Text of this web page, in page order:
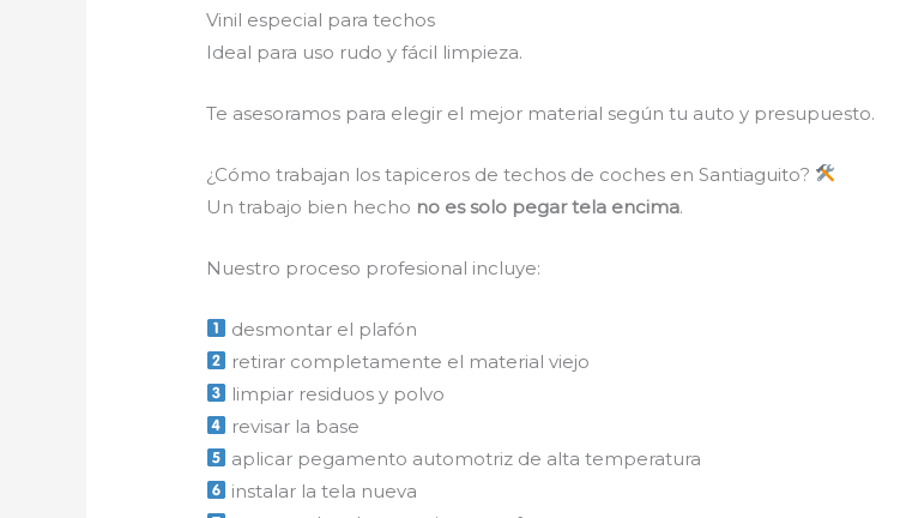
Vinil especial para techos
Ideal para uso rudo y fácil limpieza.
Te asesoramos para elegir el mejor material según tu auto y presupuesto.
¿Cómo trabajan los tapiceros de techos de coches en Santiaguito?
Un trabajo bien hecho no es solo pegar tela encima.
Nuestro proceso profesional incluye:
desmontar el plafón
retirar completamente el material viejo
limpiar residuos y polvo
revisar la base
aplicar pegamento automotriz de alta temperatura
instalar la tela nueva